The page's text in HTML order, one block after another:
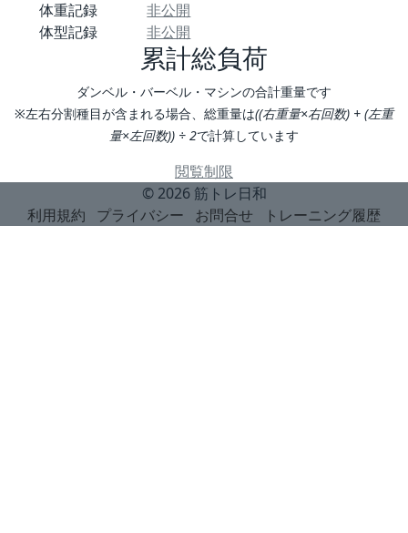
体重記録
非公開
体型記録
非公開
累計総負荷
ダンベル・バーベル・マシンの合計重量です
※左右分割種目が含まれる場合、総重量は((右重量×右回数) + (左重
量×左回数)) ÷ 2で計算しています
閲覧制限
© 2026 筋トレ日和
利用規約
プライバシー お問合せ トレーニング履歴